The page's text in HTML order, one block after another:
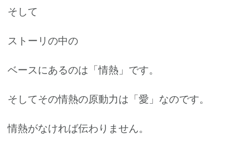
そして
ストーリの中の
ベースにあるのは「情熱」です。
そしてその情熱の原動力は「愛」なのです。
情熱がなければ伝わりません。